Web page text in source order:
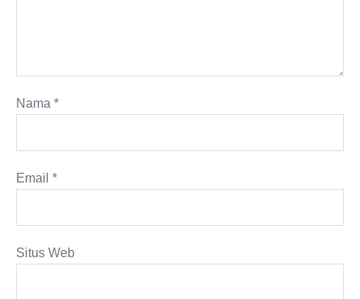
Nama *
Email *
Situs Web